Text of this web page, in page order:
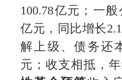
100.78亿元；一
亿元，同比增长
解上级、债务还
元；收支相抵，年